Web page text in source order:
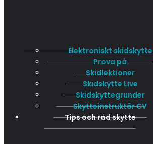
Elektroniskt skidskytte
Prova på
Skidlektioner
Skidskytte Live
Skidskyttegrunder
Skytteinstruktör CV
Tips och råd skytte